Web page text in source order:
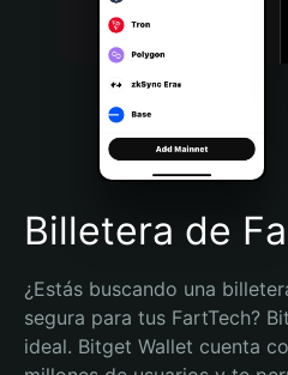
Português (Brasil)
Español (Argentina)
Billetera de
¿Estás buscando una
segura para tus FartTech?
ideal. Bitget Wallet cuenta